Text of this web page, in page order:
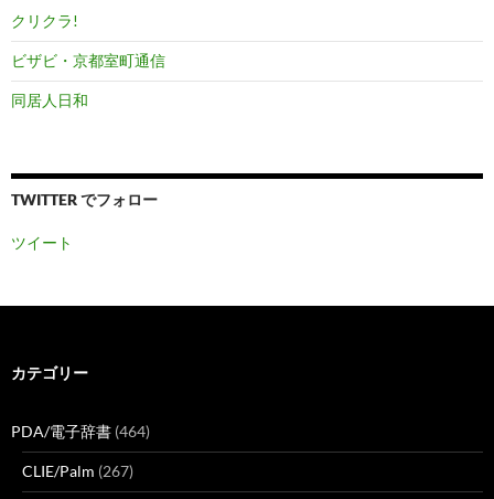
クリクラ!
ビザビ・京都室町通信
同居人日和
TWITTER でフォロー
ツイート
カテゴリー
PDA/電子辞書 (464)
CLIE/Palm (267)